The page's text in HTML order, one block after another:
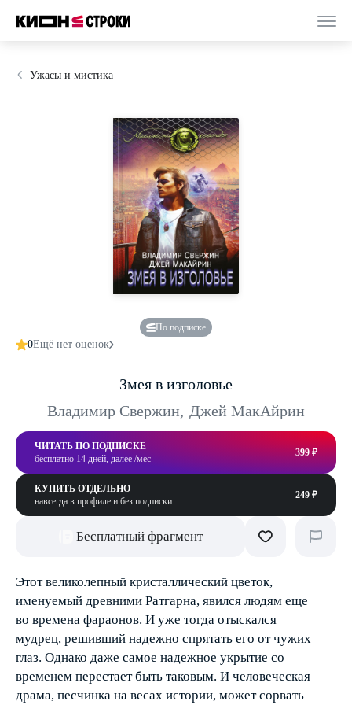
Ужасы и мистика
По подписке
0Ещё нет оценок
Змея в изголовье
Владимир Свержин, Джей МакАйрин
ЧИТАТЬ ПО ПОДПИСКЕ
бесплатно 14 дней, далее /мес
399 ₽
КУПИТЬ ОТДЕЛЬНО
навсегда в профиле и без подписки
249 ₽
Бесплатный фрагмент
Этот великолепный кристаллический цветок,
именуемый древними Ратгарна, явился людям еще
во времена фараонов. И уже тогда отыскался
мудрец, решивший надежно спрятать его от чужих
глаз. Однако даже самое надежное укрытие со
временем перестает быть таковым. И человеческая
драма, песчинка на весах истории, может сорвать